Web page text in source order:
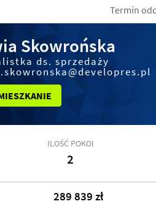
Termin
Skowrońska
ds. sprzedaży
ILOŚĆ POKOI
2
289 839 zł